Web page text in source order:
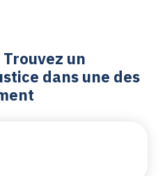
Trouvez un
dans une des